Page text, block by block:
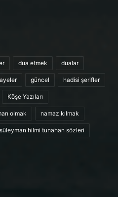
dua etmek dualar
güncel hadisi şerifler
Köşe Yazıları
olmak namaz kılmak
süleyman hilmi tunahan sözleri